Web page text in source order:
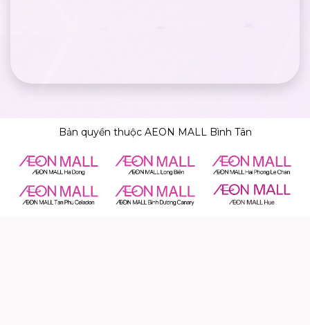
Bản quyền thuộc AEON MALL Bình Tân